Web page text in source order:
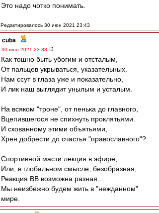
Это надо чотко понимать.
Редактировалось 30 июн 2021 23:43
cuba -
30 июн 2021 23:38
Как тошно быть убогим и отсталым,
От пальцев укрываться, указательных.
Нам ссут в глаза уже и показательно,
И лик наш выглядит унылым и усталым.
На всяком "троне", от пенька до главного,
Вцепившегося не спихнуть проклятьями.
И скованному этими объятьями,
Хрен добрести до счастья "православного"?
Спортивной масти лекция в эфире,
Или, в глобальном смысле, безобразная,
Реакция ВВ возможна разная...
Мы неизбежно будем жить в "нежданном"
мире.